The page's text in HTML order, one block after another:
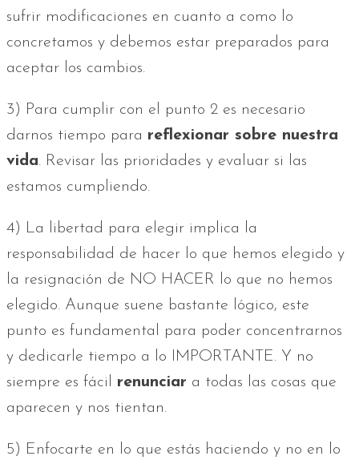
sufrir modificaciones en cuanto a como lo
concretamos y debemos estar preparados para
aceptar los cambios.
3) Para cumplir con el punto 2 es necesario
darnos tiempo para reflexionar sobre nuestra
vida. Revisar las prioridades y evaluar si las
estamos cumpliendo.
4) La libertad para elegir implica la
responsabilidad de hacer lo que hemos elegido y
la resignación de NO HACER lo que no hemos
elegido. Aunque suene bastante lógico, este
punto es fundamental para poder concentrarnos
y dedicarle tiempo a lo IMPORTANTE. Y no
siempre es fácil renunciar a todas las cosas que
aparecen y nos tientan.
5) Enfocarte en lo que estás haciendo y no en lo